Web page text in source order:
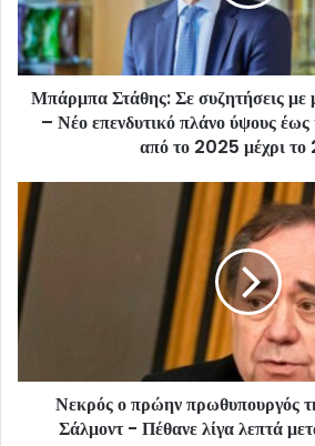
Μπάρμπα Στάθης: Σε συζητήσεις με
– Νέο επενδυτικό πλάνο ύψους
από το 2025 μέχρι
Νεκρός ο πρώην πρωθυπουργός
Σάλμοντ - Πέθανε λίγα λεπτά